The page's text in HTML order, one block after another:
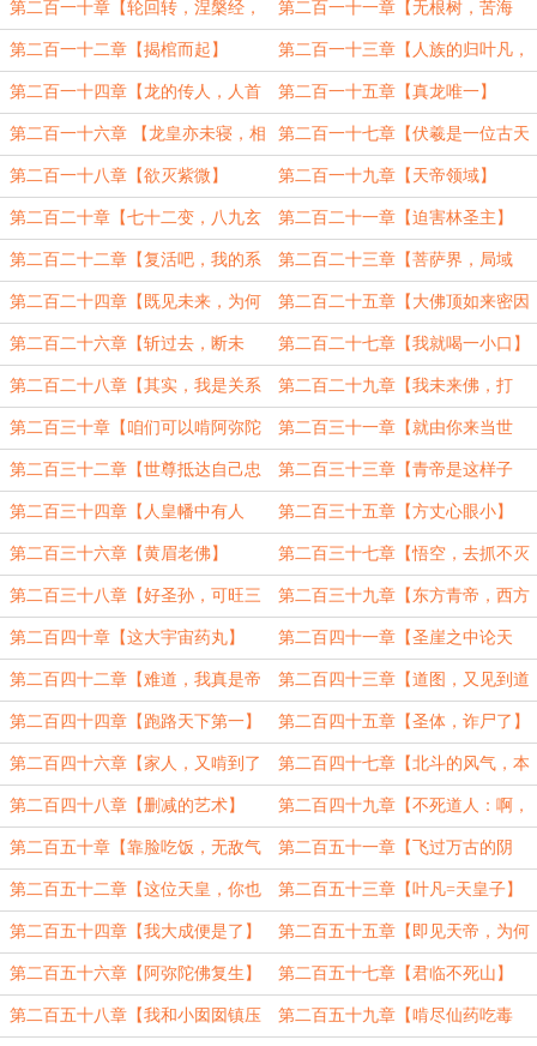
变】 言】
第二百一十章【轮回转，涅槃经，
道我力】
第二百一十一章【无根树，苦海
舟，仙花绽，采大药】
第二百一十二章【揭棺而起】
（5000）
第二百一十三章【人族的归叶凡，
异族的归林仙】
第二百一十四章【龙的传人，人首
龙身】
第二百一十五章【真龙唯一】
第二百一十六章 【龙皇亦未寝，相
与步于神庭】
第二百一十七章【伏羲是一位古天
尊】
第二百一十八章【欲灭紫微】 第二百一十九章【天帝领域】
第二百二十章【七十二变，八九玄
功】
第二百二十一章【迫害林圣主】
第二百二十二章【复活吧，我的系
统】
第二百二十三章【菩萨界，局域
网】
第二百二十四章【既见未来，为何
不拜】
第二百二十五章【大佛顶如来密因
修证了义诸菩萨万行首楞严经】
第二百二十六章【斩过去，断未
来，方为世尊】
第二百二十七章【我就喝一小口】
第二百二十八章【其实，我是关系
户】
第二百二十九章【我未来佛，打
钱】
第二百三十章【咱们可以啃阿弥陀
佛啊！】
第二百三十一章【就由你来当世
尊】
第二百三十二章【世尊抵达自己忠
实的大雷音寺】
第二百三十三章【青帝是这样子
的】
第二百三十四章【人皇幡中有人
皇】
第二百三十五章【方丈心眼小】
第二百三十六章【黄眉老佛】 第二百三十七章【悟空，去抓不灭
金身】
第二百三十八章【好圣孙，可旺三
代】
第二百三十九章【东方青帝，西方
佛老】
第二百四十章【这大宇宙药丸】 第二百四十一章【圣崖之中论天
帝】
第二百四十二章【难道，我真是帝
尊？】
第二百四十三章【道图，又见到道
图！】
第二百四十四章【跑路天下第一】 第二百四十五章【圣体，诈尸了】
第二百四十六章【家人，又啃到了
不死天皇了】
第二百四十七章【北斗的风气，本
来就是歪的】
第二百四十八章【删减的艺术】 第二百四十九章【不死道人：啊，
这不对吧】
第二百五十章【靠脸吃饭，无敌气
运】
第二百五十一章【飞过万古的阴
鸦】
第二百五十二章【这位天皇，你也
不想……】
第二百五十三章【叶凡=天皇子】
第二百五十四章【我大成便是了】 第二百五十五章【即见天帝，为何
不拜】
第二百五十六章【阿弥陀佛复生】 第二百五十七章【君临不死山】
第二百五十八章【我和小囡囡镇压 第二百五十九章【啃尽仙药吃毒